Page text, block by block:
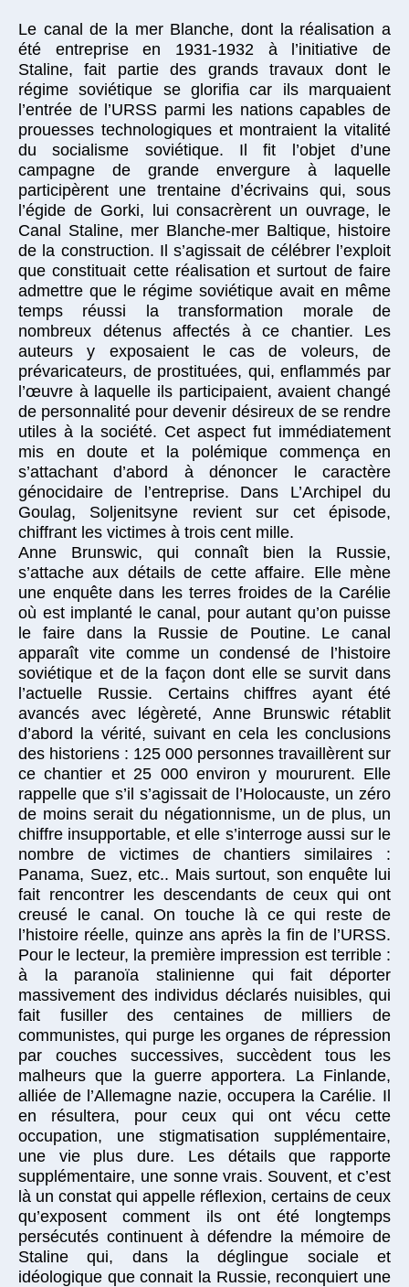
Le canal de la mer Blanche, dont la réalisation a
été entreprise en 1931-1932 à l’initiative de
Staline, fait partie des grands travaux dont le
régime soviétique se glorifia car ils marquaient
l’entrée de l’URSS parmi les nations capables de
prouesses technologiques et montraient la vitalité
du socialisme soviétique. Il fit l’objet d’une
campagne de grande envergure à laquelle
participèrent une trentaine d’écrivains qui, sous
l’égide de Gorki, lui consacrèrent un ouvrage, le
Canal Staline, mer Blanche-mer Baltique, histoire
de la construction. Il s’agissait de célébrer l’exploit
que constituait cette réalisation et surtout de faire
admettre que le régime soviétique avait en même
temps réussi la transformation morale de
nombreux détenus affectés à ce chantier. Les
auteurs y exposaient le cas de voleurs, de
prévaricateurs, de prostituées, qui, enflammés par
l’œuvre à laquelle ils participaient, avaient changé
de personnalité pour devenir désireux de se rendre
utiles à la société. Cet aspect fut immédiatement
mis en doute et la polémique commença en
s’attachant d’abord à dénoncer le caractère
génocidaire de l’entreprise. Dans L’Archipel du
Goulag, Soljenitsyne revient sur cet épisode,
chiffrant les victimes à trois cent mille.
Anne Brunswic, qui connaît bien la Russie,
s’attache aux détails de cette affaire. Elle mène
une enquête dans les terres froides de la Carélie
où est implanté le canal, pour autant qu’on puisse
le faire dans la Russie de Poutine. Le canal
apparaît vite comme un condensé de l’histoire
soviétique et de la façon dont elle se survit dans
l’actuelle Russie. Certains chiffres ayant été
avancés avec légèreté, Anne Brunswic rétablit
d’abord la vérité, suivant en cela les conclusions
des historiens : 125 000 personnes travaillèrent sur
ce chantier et 25 000 environ y moururent. Elle
rappelle que s’il s’agissait de l’Holocauste, un zéro
de moins serait du négationnisme, un de plus, un
chiffre insupportable, et elle s’interroge aussi sur le
nombre de victimes de chantiers similaires :
Panama, Suez, etc.. Mais surtout, son enquête lui
fait rencontrer les descendants de ceux qui ont
creusé le canal. On touche là ce qui reste de
l’histoire réelle, quinze ans après la fin de l’URSS.
Pour le lecteur, la première impression est terrible :
à la paranoïa stalinienne qui fait déporter
massivement des individus déclarés nuisibles, qui
fait fusiller des centaines de milliers de
communistes, qui purge les organes de répression
par couches successives, succèdent tous les
malheurs que la guerre apportera. La Finlande,
alliée de l’Allemagne nazie, occupera la Carélie. Il
en résultera, pour ceux qui ont vécu cette
occupation, une stigmatisation supplémentaire,
une vie plus dure. Les détails que rapporte
supplémentaire, une sonne vrais. Souvent, et c’est
là un constat qui appelle réflexion, certains de ceux
qu’exposent comment ils ont été longtemps
persécutés continuent à défendre la mémoire de
Staline qui, dans la déglingue sociale et
idéologique que connait la Russie, reconquiert une